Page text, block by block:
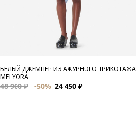
БЕЛЫЙ ДЖЕМПЕР ИЗ АЖУРНОГО ТРИКОТАЖА
MELYORA
48 900 ₽
-50% 24 450 ₽